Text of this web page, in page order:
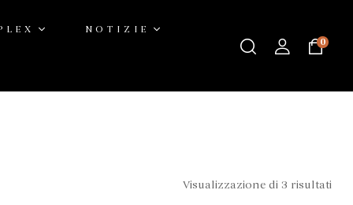
NOTIZIE
0
Visualizzazione di 3 risultati